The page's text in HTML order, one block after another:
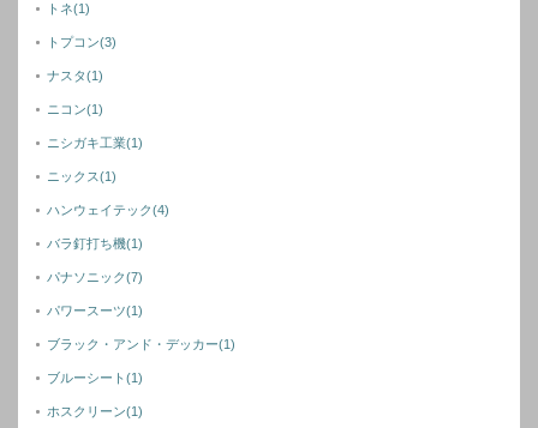
トネ(1)
トプコン(3)
ナスタ(1)
ニコン(1)
ニシガキ工業(1)
ニックス(1)
ハンウェイテック(4)
バラ釘打ち機(1)
パナソニック(7)
パワースーツ(1)
ブラック・アンド・デッカー(1)
ブルーシート(1)
ホスクリーン(1)